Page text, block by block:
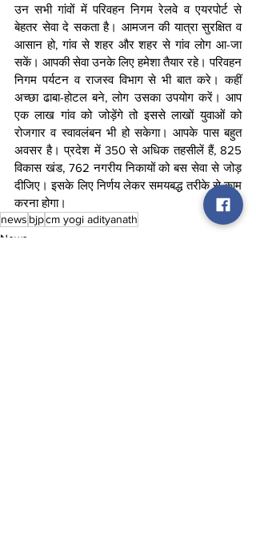
उन सभी गांवों में परिवहन निगम रेलवे व एयरपोर्ट से
बेहतर सेवा दे सकता है। आमजन की यात्रा सुरक्षित व
आसान हो, गांव से शहर और शहर से गांव लोग आ-जा
सकें। आपकी सेवा उनके लिए हमेशा तैयार रहे। परिवहन
निगम पर्यटन व राजस्व विभाग से भी बात करे। कहीं
अच्छा ढाबा-होटल बने, लोग उसका उपयोग करें। आप
एक लाख गांव को जोड़ेंगे तो इससे लाखों युवाओं को
रोजगार व स्वावलंबन भी हो सकेगा। आपके पास बहुत
अवसर है। प्रदेश में 350 से अधिक तहसीलें हैं, 825
विकास खंड, 762 नगरीय निकायों को बस सेवा से जोड़
दीजिए। इसके लिए निर्णय लेकर समयबद्ध तरीके से काम
करना होगा।
news bjpcm yogi adityanath
News